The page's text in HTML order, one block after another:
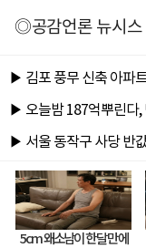
◎공감언론 뉴시스